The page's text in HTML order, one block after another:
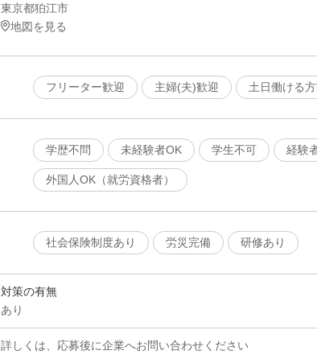
東京都狛江市
地図を見る
フリーター歓迎
主婦(夫)歓迎 土日働ける
学歴不問
未経験者OK 学生不可 経験
外国人OK（就労資格者）
社会保険制度あり
労災完備 研修あり
対策の有無
あり
詳しくは、応募後に企業へお問い合わせください